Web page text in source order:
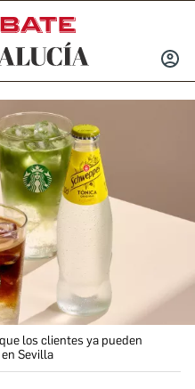
INICIAR
los clientes ya pueden
Sevilla